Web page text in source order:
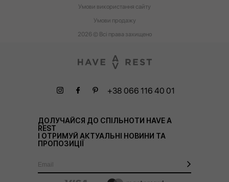
2026 © Всі права захищено
Умови використання сайту
Умови‌ ‌продажу‌
+38 066 116 40 01
ДОЛУЧАЙСЯ ДО СПІЛЬНОТИ HAVE A
REST
І ОТРИМУЙ АКТУАЛЬНІ НОВИНИ ТА
ПРОПОЗИЦІЇ